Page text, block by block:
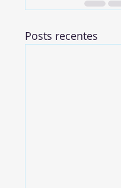
Posts recentes